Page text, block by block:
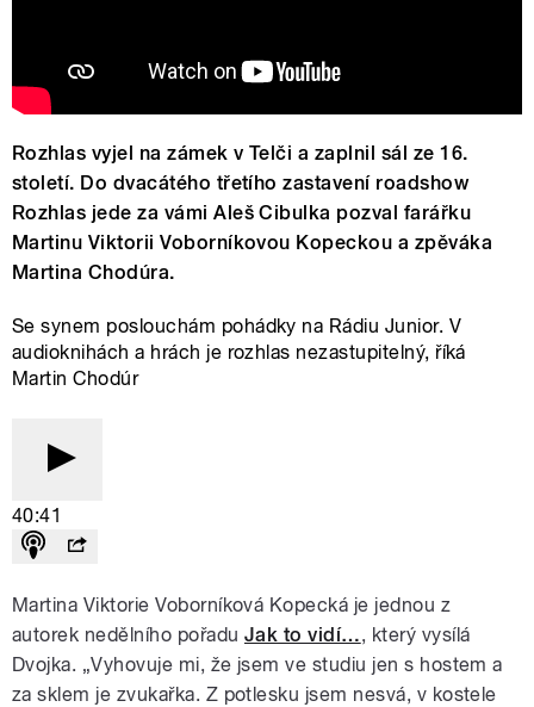
Rozhlas vyjel na zámek v Telči a zaplnil sál ze 16.
století. Do dvacátého třetího zastavení roadshow
Rozhlas jede za vámi Aleš Cibulka pozval farářku
Martinu Viktorii Voborníkovou Kopeckou a zpěváka
Martina Chodúra.
Se synem poslouchám pohádky na Rádiu Junior. V
audioknihách a hrách je rozhlas nezastupitelný, říká
Martin Chodúr
40:41
Martina Viktorie Voborníková Kopecká je jednou z
autorek nedělního pořadu Jak to vidí…, který vysílá
Dvojka. „Vyhovuje mi, že jsem ve studiu jen s hostem a
za sklem je zvukařka. Z potlesku jsem nesvá, v kostele